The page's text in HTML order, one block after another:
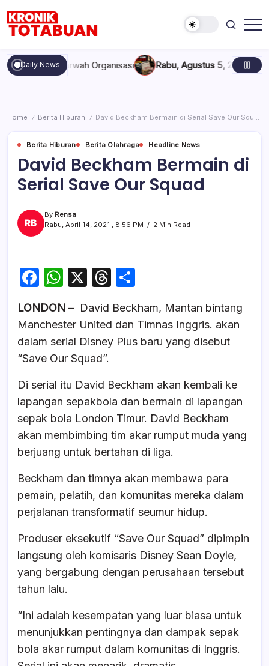
content
Totabuan
hari
ini
Kronik
Daily News
dan Marwah Organisasi Rabu, Agustus 5, 2026 , 11:44 AM
Home / Berita Hiburan / David Beckham Bermain di Serial Save Our Squad
Berita Hiburan Berita Olahraga Headline News
David Beckham Bermain di
Serial Save Our Squad
By Rensa
Rabu, April 14, 2021 , 8:56 PM
2 Min Read
F
c
e
b
o
k
W
at
s
A
p
X
T
e
a
ar
e
LONDON – David Beckham, Mantan bintang
Manchester United dan Timnas Inggris. akan
dalam serial Disney Plus baru yang disebut
“Save Our Squad”.
Di serial itu David Beckham akan kembali ke
lapangan sepakbola dan bermain di lapangan
sepak bola London Timur. David Beckham
akan membimbing tim akar rumput muda yang
berjuang untuk bertahan di liga.
Beckham dan timnya akan membawa para
pemain, pelatih, dan komunitas mereka dalam
perjalanan transformatif seumur hidup.
Produser eksekutif “Save Our Squad” dipimpin
langsung oleh komisaris Disney Sean Doyle,
yang bergabung dengan perusahaan tersebut
tahun lalu.
“Ini adalah kesempatan yang luar biasa untuk
menunjukkan pentingnya dan dampak sepak
bola akar rumput dalam komunitas di Inggris.